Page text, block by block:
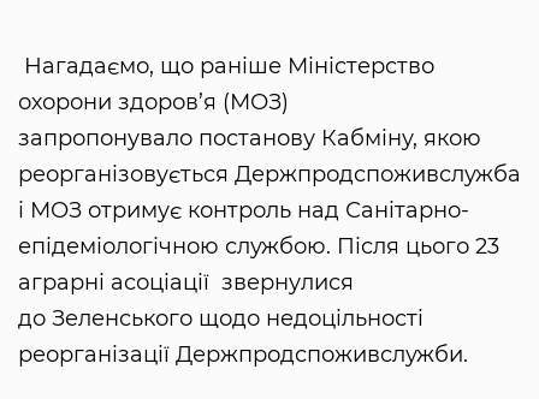
Нагадаємо, що раніше Міністерство
охорони здоров’я (МОЗ)
запропонувало постанову Кабміну, якою
реорганізовується Держпродспоживслужба
і МОЗ отримує контроль над Санітарно-
епідеміологічною службою. Після цього 23
аграрні асоціації звернулися
до Зеленського щодо недоцільності
реорганізації Держпродспоживслужби.